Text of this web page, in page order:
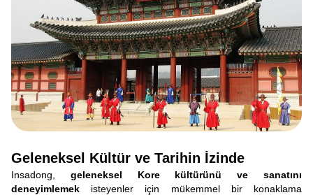
Geleneksel Kültür ve Tarihin İzinde
Insadong, geleneksel Kore kültürünü ve sanatını
deneyimlemek isteyenler için mükemmel bir konaklama